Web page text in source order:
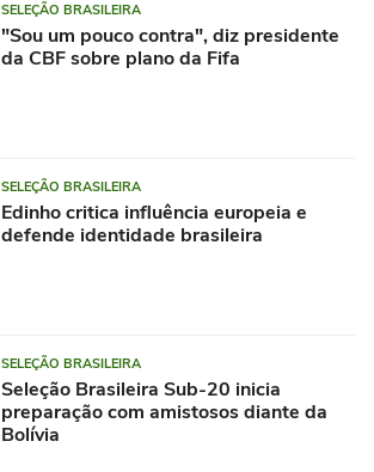
SELEÇÃO BRASILEIRA
"Sou um pouco contra", diz presidente
da CBF sobre plano da Fifa
SELEÇÃO BRASILEIRA
Edinho critica influência europeia e
defende identidade brasileira
SELEÇÃO BRASILEIRA
Seleção Brasileira Sub-20 inicia
preparação com amistosos diante da
Bolívia